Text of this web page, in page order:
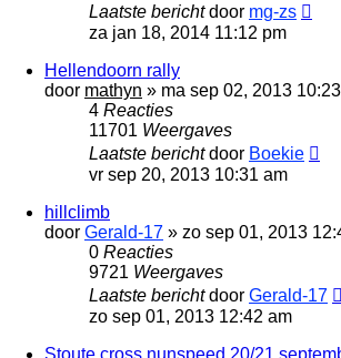
Laatste berichtdoor mg-zs
za jan 18, 2014 11:12 pm
Hellendoorn rally
door mathyn » ma sep 02, 2013
4 Reacties
11701 Weergaves
Laatste berichtdoor Boekie
vr sep 20, 2013 10:31 am
hillclimb
door Gerald-17 » zo sep 01, 2013
0 Reacties
9721 Weergaves
Laatste berichtdoor Gerald-17
zo sep 01, 2013 12:42 am
Stoute cross nunspeed 20/21